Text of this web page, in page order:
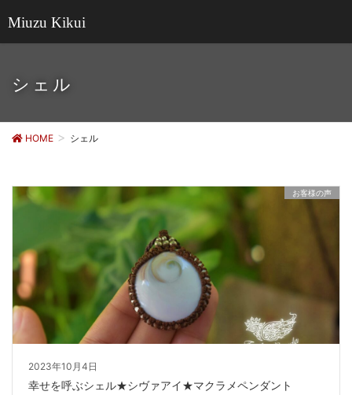
Miuzu Kikui
シェル
HOME シェル
2023年10月4日
お客様の声
幸せを呼ぶシェル★シヴァアイ★マクラメペンダント